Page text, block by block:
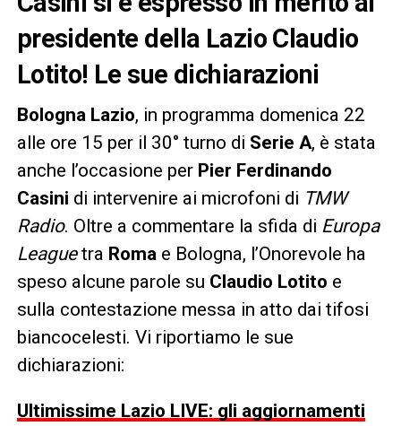
presidente della Lazio Claudio
Lotito! Le sue dichiarazioni
Bologna Lazio, in programma domenica 22
alle ore 15 per il 30° turno di Serie A, è stata
anche l’occasione per Pier Ferdinando
Casini di intervenire ai microfoni di TMW
Radio. Oltre a commentare la sfida di Europa
Leaguetra Romae Bologna, l’Onorevole ha
speso alcune parole su Claudio Lotito e
sulla contestazione messa in atto dai tifosi
biancocelesti. Vi riportiamo le sue
dichiarazioni:
Ultimissime Lazio LIVE: gli aggiornamenti